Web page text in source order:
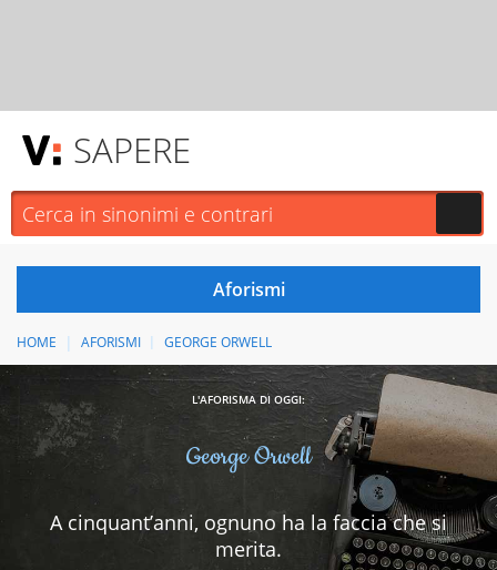
SAPERE
HOME AFORISMI GEORGE ORWELL
L'AFORISMA DI OGGI:
George Orwell
A cinquant’anni, ognuno ha la faccia che si
merita.